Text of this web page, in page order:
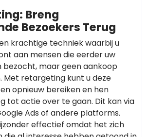
Breng
Bezoekers Terug
krachtige techniek waarbij u
aan mensen die eerder uw
maar geen aankoop
Met retargeting kunt u deze
opnieuw bereiken en hen
tot actie over te gaan. Dit kan via
Ads of andere platforms.
effectief omdat het zich